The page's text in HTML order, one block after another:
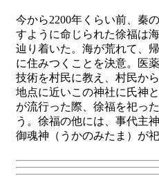
今から2200年くらい前、秦
すように命じられた徐福は
辿り着いた。海が荒れて、
に住みつくことを決意。医
技術を村民に教え、村民か
地点に近いこの神社に氏神
が流行った際、徐福を祀っ
う。徐福の他には、事代主
御魂神（うかのみたま）が祀